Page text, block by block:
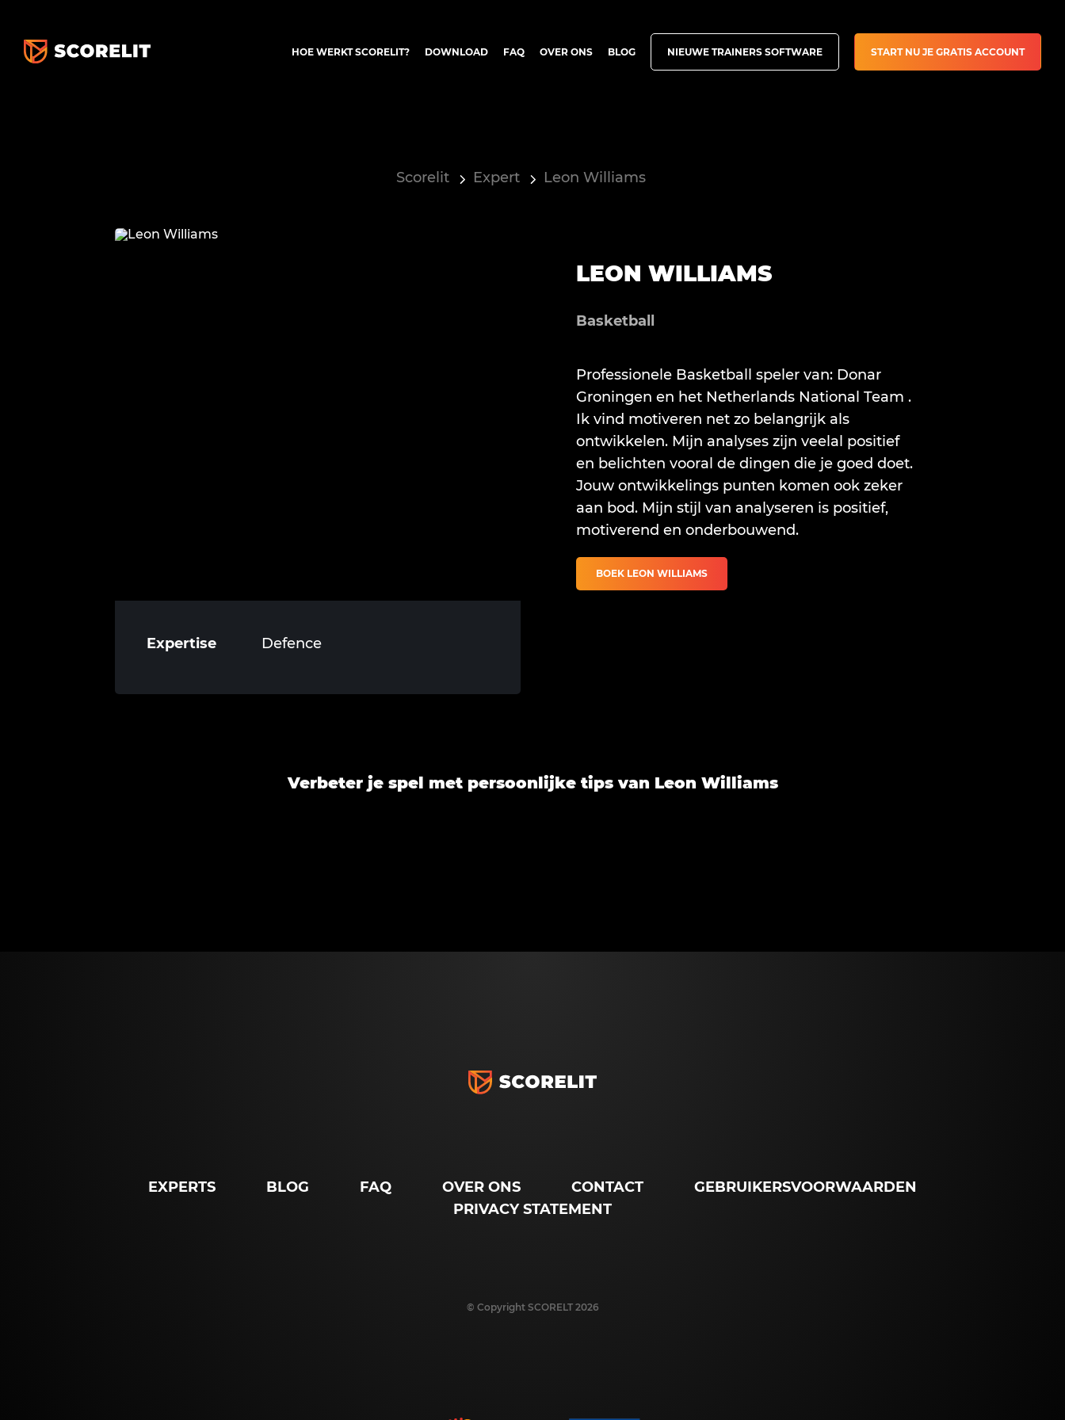
HOE WERKT SCORELIT? DOWNLOAD FAQ OVER ONS BLOG NIEUWE TRAINERS SOFTWARE START NU JE GRATIS ACCOUNT
Scorelit Expert Leon Williams
Expertise Defence
LEON WILLIAMS
Basketball
Professionele Basketball speler van: Donar
Groningen en het Netherlands National Team .
Ik vind motiveren net zo belangrijk als
ontwikkelen. Mijn analyses zijn veelal positief
en belichten vooral de dingen die je goed doet.
Jouw ontwikkelings punten komen ook zeker
aan bod. Mijn stijl van analyseren is positief,
motiverend en onderbouwend.
BOEK LEON WILLIAMS
Verbeter je spel met persoonlijke tips van Leon Williams
EXPERTS BLOG FAQ OVER ONS CONTACT
GEBRUIKERSVOORWAARDEN
PRIVACY STATEMENT
© Copyright SCORELT 2026